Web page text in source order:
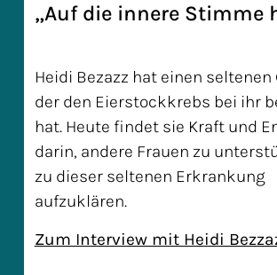
„Auf die innere Stimme
Heidi Bezazz hat einen seltenen
der den Eierstockkrebs bei ihr
hat. Heute findet sie Kraft und
darin, andere Frauen zu
zu dieser seltenen Erkrankung
aufzuklären.
Zum Interview mit Heidi